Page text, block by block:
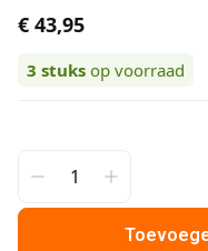
€ 43,95
3 stuks op voorraad